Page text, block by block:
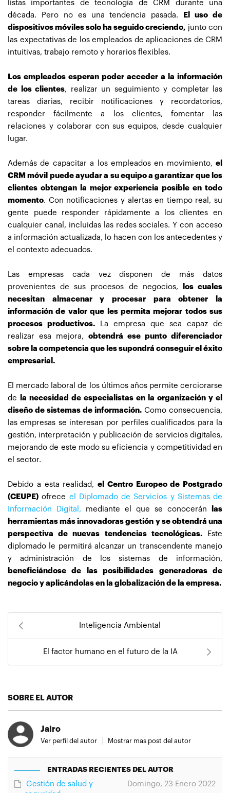
listas importantes de tecnología de CRM durante una
década. Pero no es una tendencia pasada.
El uso de
dispositivos móviles solo ha seguido creciendo, junto con
las expectativas de los empleados de aplicaciones de CRM
intuitivas, trabajo remoto y horarios flexibles.
Los empleados esperan poder acceder a la información
de los clientes, realizar un seguimiento y completar las
tareas diarias, recibir notificaciones y recordatorios,
responder fácilmente a los clientes, fomentar las
relaciones y colaborar con sus equipos, desde cualquier
lugar.
Además de capacitar a los empleados en movimiento, el
CRM móvil puede ayudar a su equipo a garantizar que los
clientes obtengan la mejor experiencia posible en todo
momento. Con notificaciones y alertas en tiempo real, su
gente puede responder rápidamente a los clientes en
cualquier canal, incluidas las redes sociales. Y con acceso
a información actualizada, lo hacen con los antecedentes y
el contexto adecuados.
Las empresas cada vez disponen de más datos
provenientes de sus procesos de negocios,
los cuales
necesitan almacenar y procesar para obtener la
información de valor que les permita mejorar todos sus
procesos productivos. La empresa que sea capaz de
realizar esa mejora, obtendrá ese punto diferenciador
sobre la competencia que les supondrá conseguir el éxito
empresarial.
El mercado laboral de los últimos años permite cerciorarse
de
la necesidad de especialistas en la organización y el
diseño de sistemas de información. Como consecuencia,
las empresas se interesan por perfiles cualificados para la
gestión, interpretación y publicación de servicios digitales,
mejorando de este modo su eficiencia y competitividad en
el sector.
Debido a esta realidad, el Centro Europeo de Postgrado
(CEUPE) ofrece el Diplomado de Servicios y Sistemas de
Información Digital, mediante el que se conocerán
las
herramientas más innovadoras gestión y se obtendrá una
perspectiva de nuevas tendencias tecnológicas.Este
diplomado le permitirá alcanzar un transcendente manejo
y administración de los sistemas de información,
beneficiándose de las posibilidades generadoras de
negocio y aplicándolas en la globalización de la empresa.
Inteligencia Ambiental
El factor humano en el futuro de la IA
SOBRE EL AUTOR
Jairo
Ver perfil del autor Mostrar mas post del autor
ENTRADAS RECIENTES DEL AUTOR
Domingo, 23 Enero 2022
Gestión de salud y